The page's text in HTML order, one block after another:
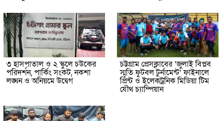
৩ হাসপাতাল ও ২ স্কুলে চউকের
পরিদর্শন, পার্কিং সংকট, নকশা
লঙ্ঘন ও অনিয়মে উদ্বেগ
চট্টগ্রাম প্রেসক্লাবের ‘জুলাই বিপ্লব
স্মৃতি ফুটবল টুর্নামেন্ট’ ফাইনালে
প্রিন্ট ও ইলেকট্রনিক মিডিয়া টিম
যৌথ চ্যাম্পিয়ান